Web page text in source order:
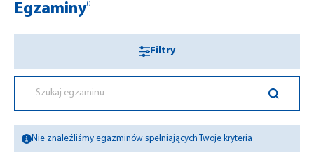
Egzaminy0
Filtry
Nie znaleźliśmy egazminów spełniających Twoje kryteria